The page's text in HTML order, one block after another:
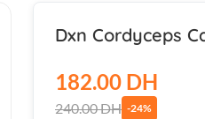
Dxn Cordyceps
182.00 DH
240.00 DH -24%